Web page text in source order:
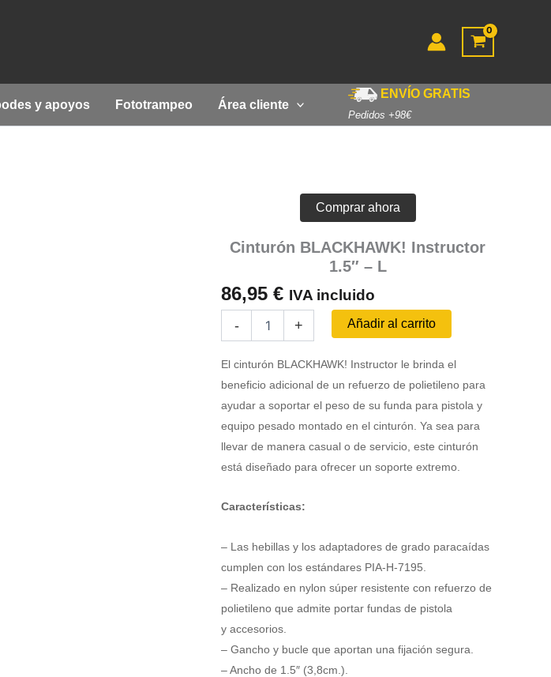
y apoyos Fototrampeo Área cliente
ENVÍO GRATIS
Pedidos +98€
Comprar ahora
Cinturón BLACKHAWK! Instructor
1.5″ – L
86,95 € IVA incluido
-
BLACKHAWK!
1.5"
-
cantidad
+ Añadir al carrito
El cinturón BLACKHAWK! Instructor le brinda el
beneficio adicional de un refuerzo de polietileno para
ayudar a soportar el peso de su funda para pistola y
equipo pesado montado en el cinturón. Ya sea para
llevar de manera casual o de servicio, este cinturón
está diseñado para ofrecer un soporte extremo.
Características:
– Las hebillas y los adaptadores de grado paracaídas
cumplen con los estándares PIA-H-7195.
– Realizado en nylon súper resistente con refuerzo de
polietileno que admite portar fundas de pistola
y accesorios.
– Gancho y bucle que aportan una fijación segura.
– Ancho de 1.5″ (3,8cm.).